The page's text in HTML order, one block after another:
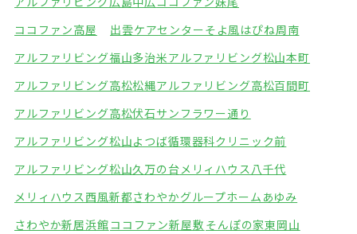
ココファン高屋
出雲ケアセンターそよ風はぴね周南
アルファリビング福山多治米アルファリビング松山本町
アルファリビング高松松縄アルファリビング高松百間町
アルファリビング高松伏石サンフラワー通り
アルファリビング松山よつば循環器科クリニック前
アルファリビング松山久万の台 メリィハウス八千代
メリィハウス西風新都さわやかグループホームあゆみ
さわやか新居浜館ココファン新屋敷 そんぽの家東岡山